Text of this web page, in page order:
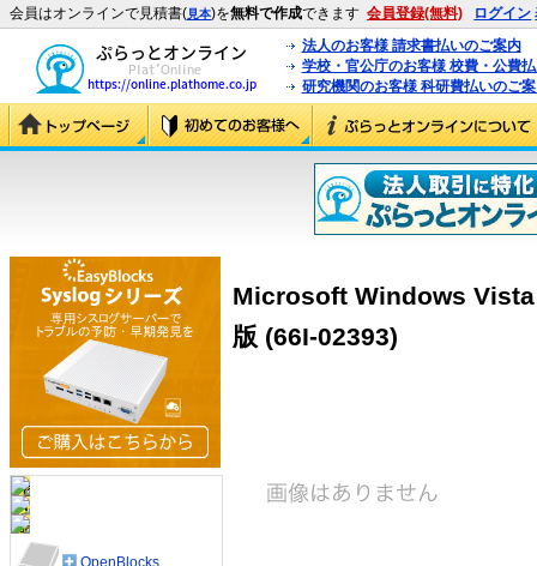
会員はオンラインで見積書(見本)を無料で作成できます 会員登録(無料) ログイン
法人のお客様 請求書払いのご案内
学校・官公庁のお客様 校費・公費
研究機関のお客様 科研費払いのご
Microsoft Windows
版 (66I-02393)
OpenBlocks